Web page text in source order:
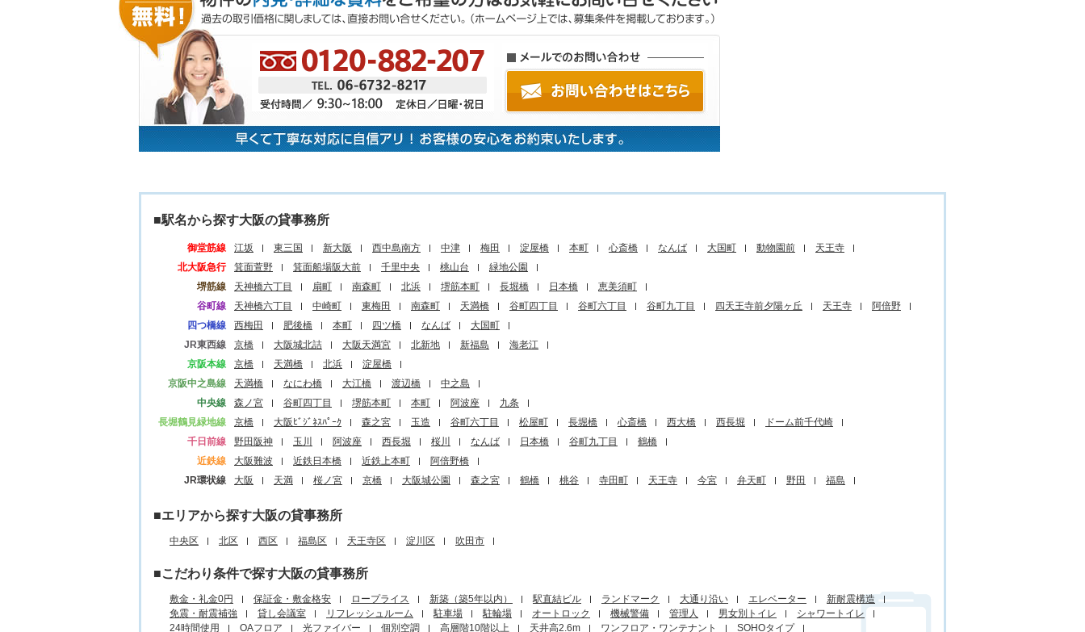
■駅名から探す大阪の貸事務所
御堂筋線 江坂 東三国 新大阪 西中島南方 中津 梅田 淀屋橋 本町 心斎橋 なんば 大国町 動物園前
天王寺
北大阪急行
箕面萱野 箕面船場阪大前 千里中央 桃山台
緑地公園
堺筋線
天神橋六丁目 扇町 南森町 北浜 堺筋本町 長堀橋 日本橋
恵美須町
谷町線
天神橋六丁目 中崎町 東梅田 南森町 天満橋 谷町四丁目 谷町六丁目 谷町九丁目 四天王寺前夕陽ヶ丘 天王寺
阿倍野
四つ橋線
西梅田 肥後橋 本町 四ツ橋 なんば
大国町
JR東西線
京橋 大阪城北詰 大阪天満宮 北新地 新福島
海老江
京阪本線
京橋 天満橋 北浜
淀屋橋
京阪中之島線
天満橋 なにわ橋 大江橋 渡辺橋
中之島
中央線
森ノ宮 谷町四丁目 堺筋本町 本町 阿波座
九条
長堀鶴見緑地線
京橋 大阪ﾋﾞｼﾞﾈｽﾊﾟｰｸ 森之宮 玉造 谷町六丁目 松屋町 長堀橋 心斎橋 西大橋 西長堀
ドーム前千代崎
千日前線
野田阪神 玉川 阿波座 西長堀 桜川 なんば 日本橋 谷町九丁目
鶴橋
近鉄線
大阪難波 近鉄日本橋 近鉄上本町
阿倍野橋
JR環状線
大阪 天満 桜ノ宮 京橋 大阪城公園 森之宮 鶴橋 桃谷 寺田町 天王寺 今宮 弁天町 野田 福島
■エリアから探す大阪の貸事務所
中央区 北区 西区 福島区 天王寺区 淀川区 吹田市
■こだわり条件で探す大阪の貸事務所
敷金・礼金0円 保証金・敷金格安 ロープライス 新築（築5年以内） 駅直結ビル ランドマーク 大通り沿い エレベーター
新耐震構造
免震・耐震補強
貸し会議室 リフレッシュルーム 駐車場 駐輪場 オートロック 機械警備 管理人 男女別トイレ
シャワートイレ
24時間使用
OAフロア 光ファイバー 個別空調 高層階10階以上 天井高2.6m ワンフロア・ワンテナント SOHOタイプ